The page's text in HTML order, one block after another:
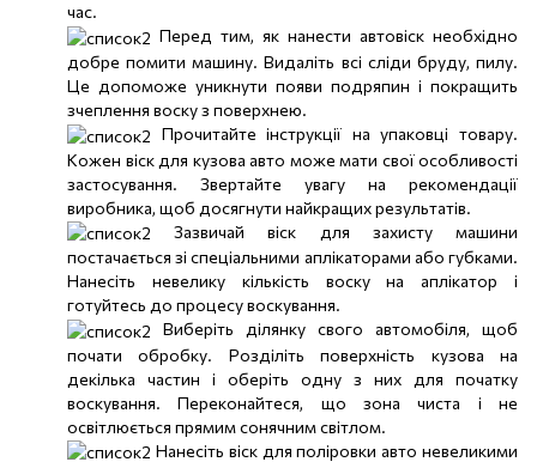
час.
Перед тим, як нанести автовіск необхідно
добре помити машину. Видаліть всі сліди бруду, пилу.
Це допоможе уникнути появи подряпин і покращить
зчеплення воску з поверхнею.
Прочитайте інструкції на упаковці товару.
Кожен віск для кузова авто може мати свої особливості
застосування. Звертайте увагу на рекомендації
виробника, щоб досягнути найкращих результатів.
Зазвичай віск для захисту машини
постачається зі спеціальними аплікаторами або губками.
Нанесіть невелику кількість воску на аплікатор і
готуйтесь до процесу воскування.
Виберіть ділянку свого автомобіля, щоб
почати обробку. Розділіть поверхність кузова на
декілька частин і оберіть одну з них для початку
воскування. Переконайтеся, що зона чиста і не
освітлюється прямим сонячним світлом.
Нанесіть віск для поліровки авто невеликими